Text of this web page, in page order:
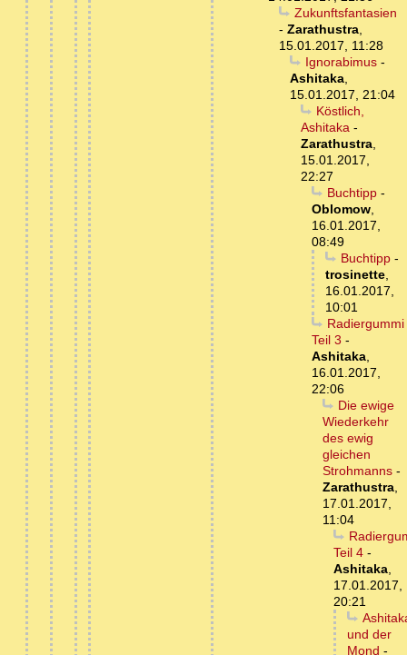
Zukunftsfantasien
- Zarathustra,
15.01.2017, 11:28
Ignorabimus-
Ashitaka,
15.01.2017, 21:04
Köstlich,
Ashitaka -
Zarathustra,
15.01.2017,
22:27
Buchtipp-
Oblomow,
16.01.2017,
08:49
Buchtipp-
trosinette,
16.01.2017,
10:01
Radiergummi
Teil 3 -
Ashitaka,
16.01.2017,
22:06
Die ewige
Wiederkehr
des ewig
gleichen
Strohmanns -
Zarathustra,
17.01.2017,
11:04
Teil 4 -
Ashitaka,
17.01.2017,
20:21
und der
Mond -